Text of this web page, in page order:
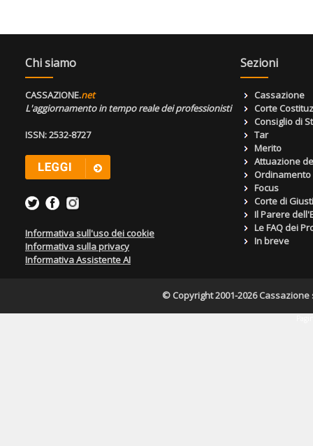
Chi siamo
CASSAZIONE.net
L'aggiornamento in tempo reale dei professionisti
ISSN: 2532-8727
Informativa sull'uso dei cookie
Informativa sulla privacy
Informativa Assistente AI
Sezioni
Cassazione
Corte
Consiglio di
Tar
Merito
Attuazione
Focus
Corte di
Il Parere
Le FAQ dei
In breve
© Copyright 2001-2026 Cassazione